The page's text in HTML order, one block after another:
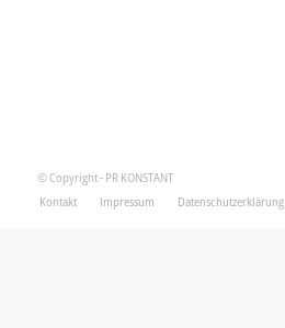
© Copyright - PR KONSTANT
Kontakt
Impressum Datenschutzerklärung